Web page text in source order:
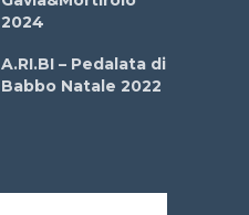
2024
A.RI.BI – Pedalata di
Babbo Natale 2022